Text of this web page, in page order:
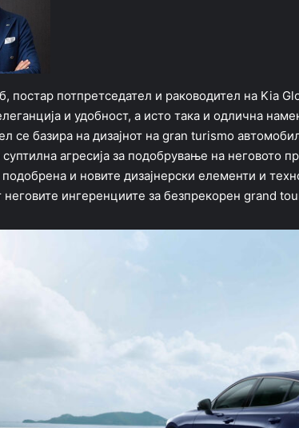
постар потпретседател и раководител на Kia
и удобност, а исто така и одлична
се базира на дизајнот на gran turismo
агресија за подобрување на неговото
подобрена и новите дизајнерски елементи и
неговите ингеренциите за безпрекорен grand